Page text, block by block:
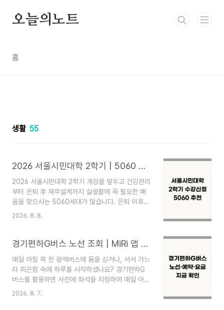
오늘의노트
홈
생활 55
2026 서울시민대학 2학기 | 5060 추천 강좌 | 수강신청 일정 정리
2026 서울시민대학 2학기 개강을 앞두고 건강관리
부터 은퇴 후 재무설계까지 실생활에 꼭 필요한 배
움을 찾으시는 5060세대가 많습니다. 은퇴 이후의
삶을 알차게 준비하고 싶지만, 수백 개에 달하는 교
발표 자료에 따르면, 이번 2학기에는 총 192개에
영됩니다. 알짜배기 교육을 놓치지 않도록 주요 신
청 일정부터 5060세대 맞춤 추천 강좌, 학습비 할
인 혜택까지 핵심만 깔끔하게 정리해 드립니
다.2026 서울시민대학 2학기 수강신청은 언제부터
2026. 8. 8.
경기편하G버스 노선 조회 | MiRi 앱 예약 방법, 위약금 총정리
매일 아침 꽉 찬 광역버스에 몸을 싣거나, 서서 가느
라 피곤함 속에 하루를 시작하셨나요? 경기편하G
버스를 활용하면 사전에 좌석을 지정하여 매일 아침
서서 가는 불편 없이 편안하게 출퇴근할 수 있습니
2026. 8. 7.